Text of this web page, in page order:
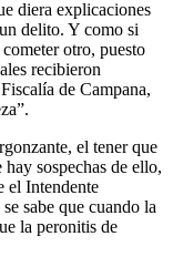
diera explicaciones
delito. Y como si
otro, puesto
recibieron
de Campana,
el tener que
sospechas de ello,
el Intendente
sabe que cuando la
la peronitis de